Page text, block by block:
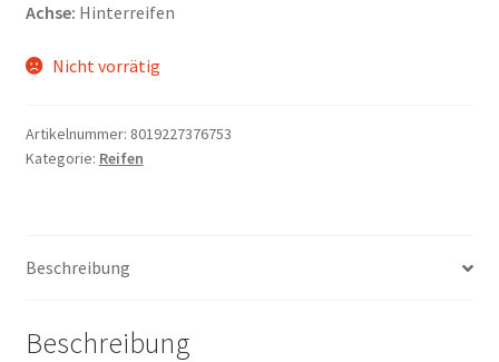
Achse: Hinterreifen
Nicht vorrätig
Artikelnummer: 8019227376753
Kategorie: Reifen
Beschreibung
Beschreibung